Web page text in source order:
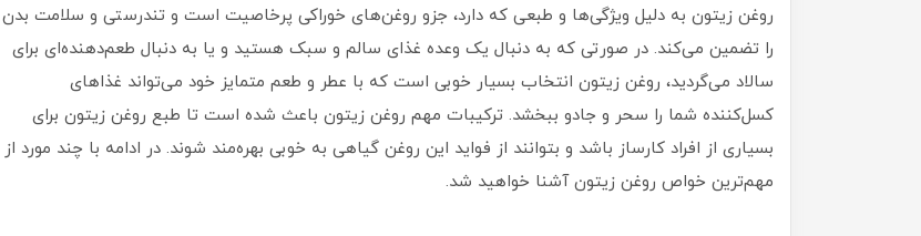
روغن زیتون به دلیل ویژگی‌ها و طبعی که دارد، جزو روغن‌های خوراکی پرخاصیت است و تندرستی و سلامت بدن
را تضمین می‌کند. در صورتی که به دنبال یک وعده غذای سالم و سبک هستید و یا به دنبال طعم‌دهنده‌ای برای
سالاد می‌گردید، روغن زیتون انتخاب بسیار خوبی است که با عطر و طعم متمایز خود می‌تواند غذاهای
کسل‌کننده شما را سحر و جادو ببخشد. ترکیبات مهم روغن زیتون باعث شده است تا طبع روغن زیتون برای
بسیاری از افراد کارساز باشد و بتوانند از فواید این روغن گیاهی به خوبی بهره‌مند شوند. در ادامه با چند مورد از
مهم‌ترین خواص روغن زیتون آشنا خواهید شد.